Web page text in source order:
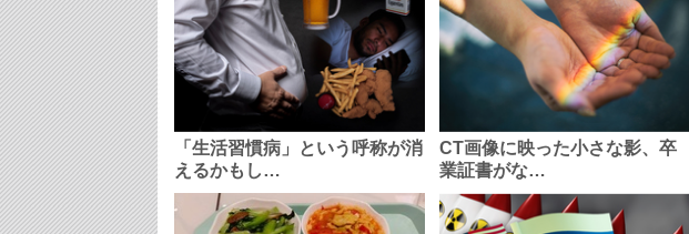
「生活習慣病」という呼称が消
えるかもし…
CT画像に映った小さな影、卒
業証書がな…